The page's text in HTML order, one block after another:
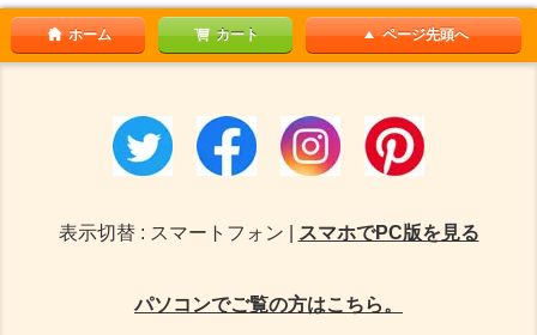
ホーム カート ページ先頭へ
表示切替 : スマートフォン | スマホでPC版を見る
パソコンでご覧の方はこちら。